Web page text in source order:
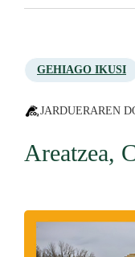
GEHIAGO IKUSI
JARDUERAREN
Areatzea,